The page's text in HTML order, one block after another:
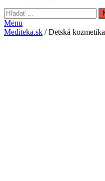
Hľadať:
Menu
Mediteka.sk / Detská kozmetika